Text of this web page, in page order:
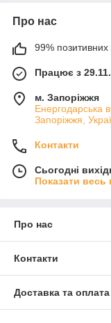
Про нас
99% позитивних
Працює з
м. Запоріжжя
Енергодарська
Запоріжжя,
Контакти
Сьогодні
Показати весь
Про нас
Контакти
Доставка та оплата